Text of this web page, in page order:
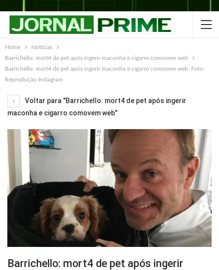
Home
Notícias
Barrichello: mort4 de pet após ingerir maconha e cigarro comovem web
Barrichello: mort4 de pet após ingerir maconha e cigarro comovem web. Foto:
Reprodução Instagram
Voltar para "Barrichello: mort4 de pet após ingerir
maconha e cigarro comovem web"
Barrichello: mort4 de pet após ingerir